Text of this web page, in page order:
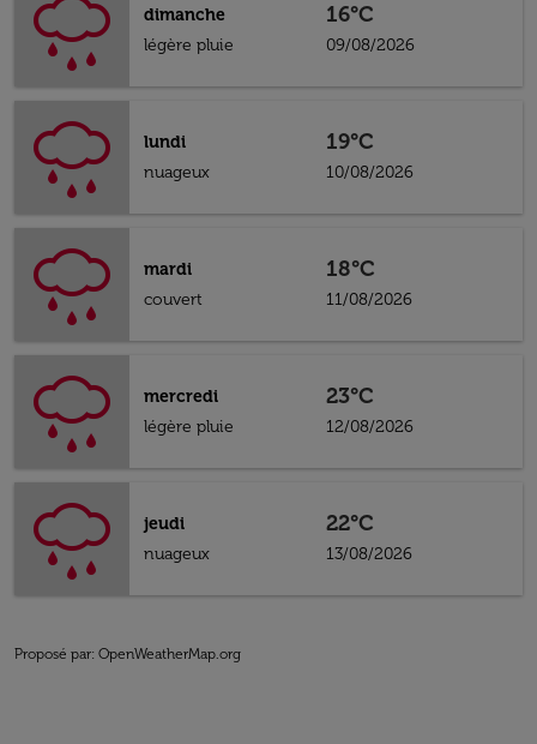
dimanche
légère pluie
16°C
09/08/2026
lundi
nuageux
19°C
10/08/2026
mardi
couvert
18°C
11/08/2026
mercredi
légère pluie
23°C
12/08/2026
jeudi
nuageux
22°C
13/08/2026
Proposé par: OpenWeatherMap.org